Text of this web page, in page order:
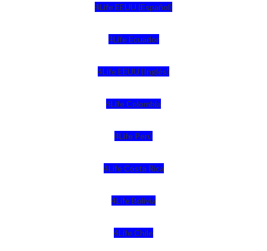
4Life EEUU (Español)
4Life Ecuador
4Life EEUU (Inglés)
4Life Colombia
4Life Perú
4Life Costa Rica
4Life Bolivia
4Life Chile